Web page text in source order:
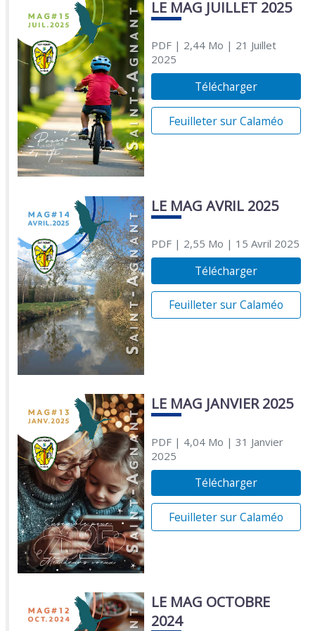
LE MAG JUILLET 2025
PDF| 2,44 Mo | 21 Juillet
2025
Télécharger
Feuilleter sur Calaméo
LE MAG AVRIL 2025
PDF| 2,55 Mo | 15 Avril 2025
Télécharger
Feuilleter sur Calaméo
LE MAG JANVIER 2025
PDF| 4,04 Mo | 31 Janvier
2025
Télécharger
Feuilleter sur Calaméo
LE MAG OCTOBRE
2024